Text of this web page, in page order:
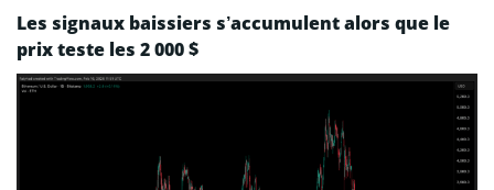
Les signaux baissiers s’accumulent alors que le
prix teste les 2 000 $